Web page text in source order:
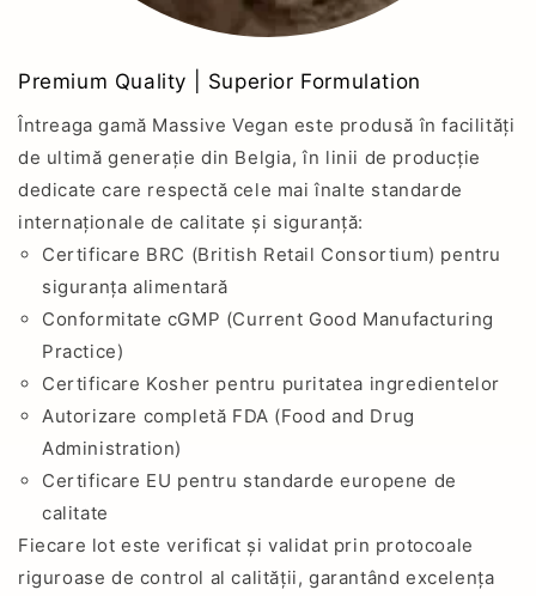
Premium Quality | Superior Formulation
Întreaga gamă Massive Vegan este produsă în facilități
de ultimă generație din Belgia, în linii de producție
dedicate care respectă cele mai înalte standarde
internaționale de calitate și siguranță:
Certificare BRC (British Retail Consortium) pentru
siguranța alimentară
Conformitate cGMP (Current Good Manufacturing
Practice)
Certificare Kosher pentru puritatea ingredientelor
Autorizare completă FDA (Food and Drug
Administration)
Certificare EU pentru standarde europene de
calitate
Fiecare lot este verificat și validat prin protocoale
riguroase de control al calității, garantând excelența